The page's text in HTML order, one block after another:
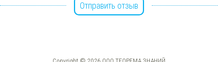
Отправить отзыв